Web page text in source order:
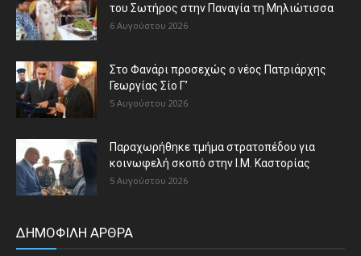
του Σωτήρος στην Παναγία τη Μηλιώτισσα
6 Αυγούστου 2026
Στο Φανάρι προσεχώς ο νέος Πατριάρχης
Γεωργίας Σίο Γ’
5 Αυγούστου 2026
Παραχωρήθηκε τμήμα στρατοπέδου για
κοινωφελή σκοπό στην Ι.Μ. Καστορίας
5 Αυγούστου 2026
ΔΗΜΟΦΙΛΗ ΑΡΘΡΑ